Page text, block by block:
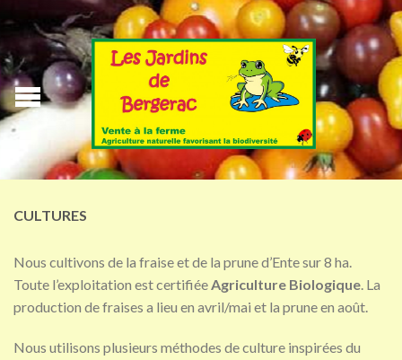
CULTURES
Nous cultivons de la fraise et de la prune d’Ente sur 8 ha.
Toute l’exploitation est certifiéeAgriculture Biologique. La
production de fraises a lieu en avril/mai et la prune en août.
Nous utilisons plusieurs méthodes de culture inspirées du